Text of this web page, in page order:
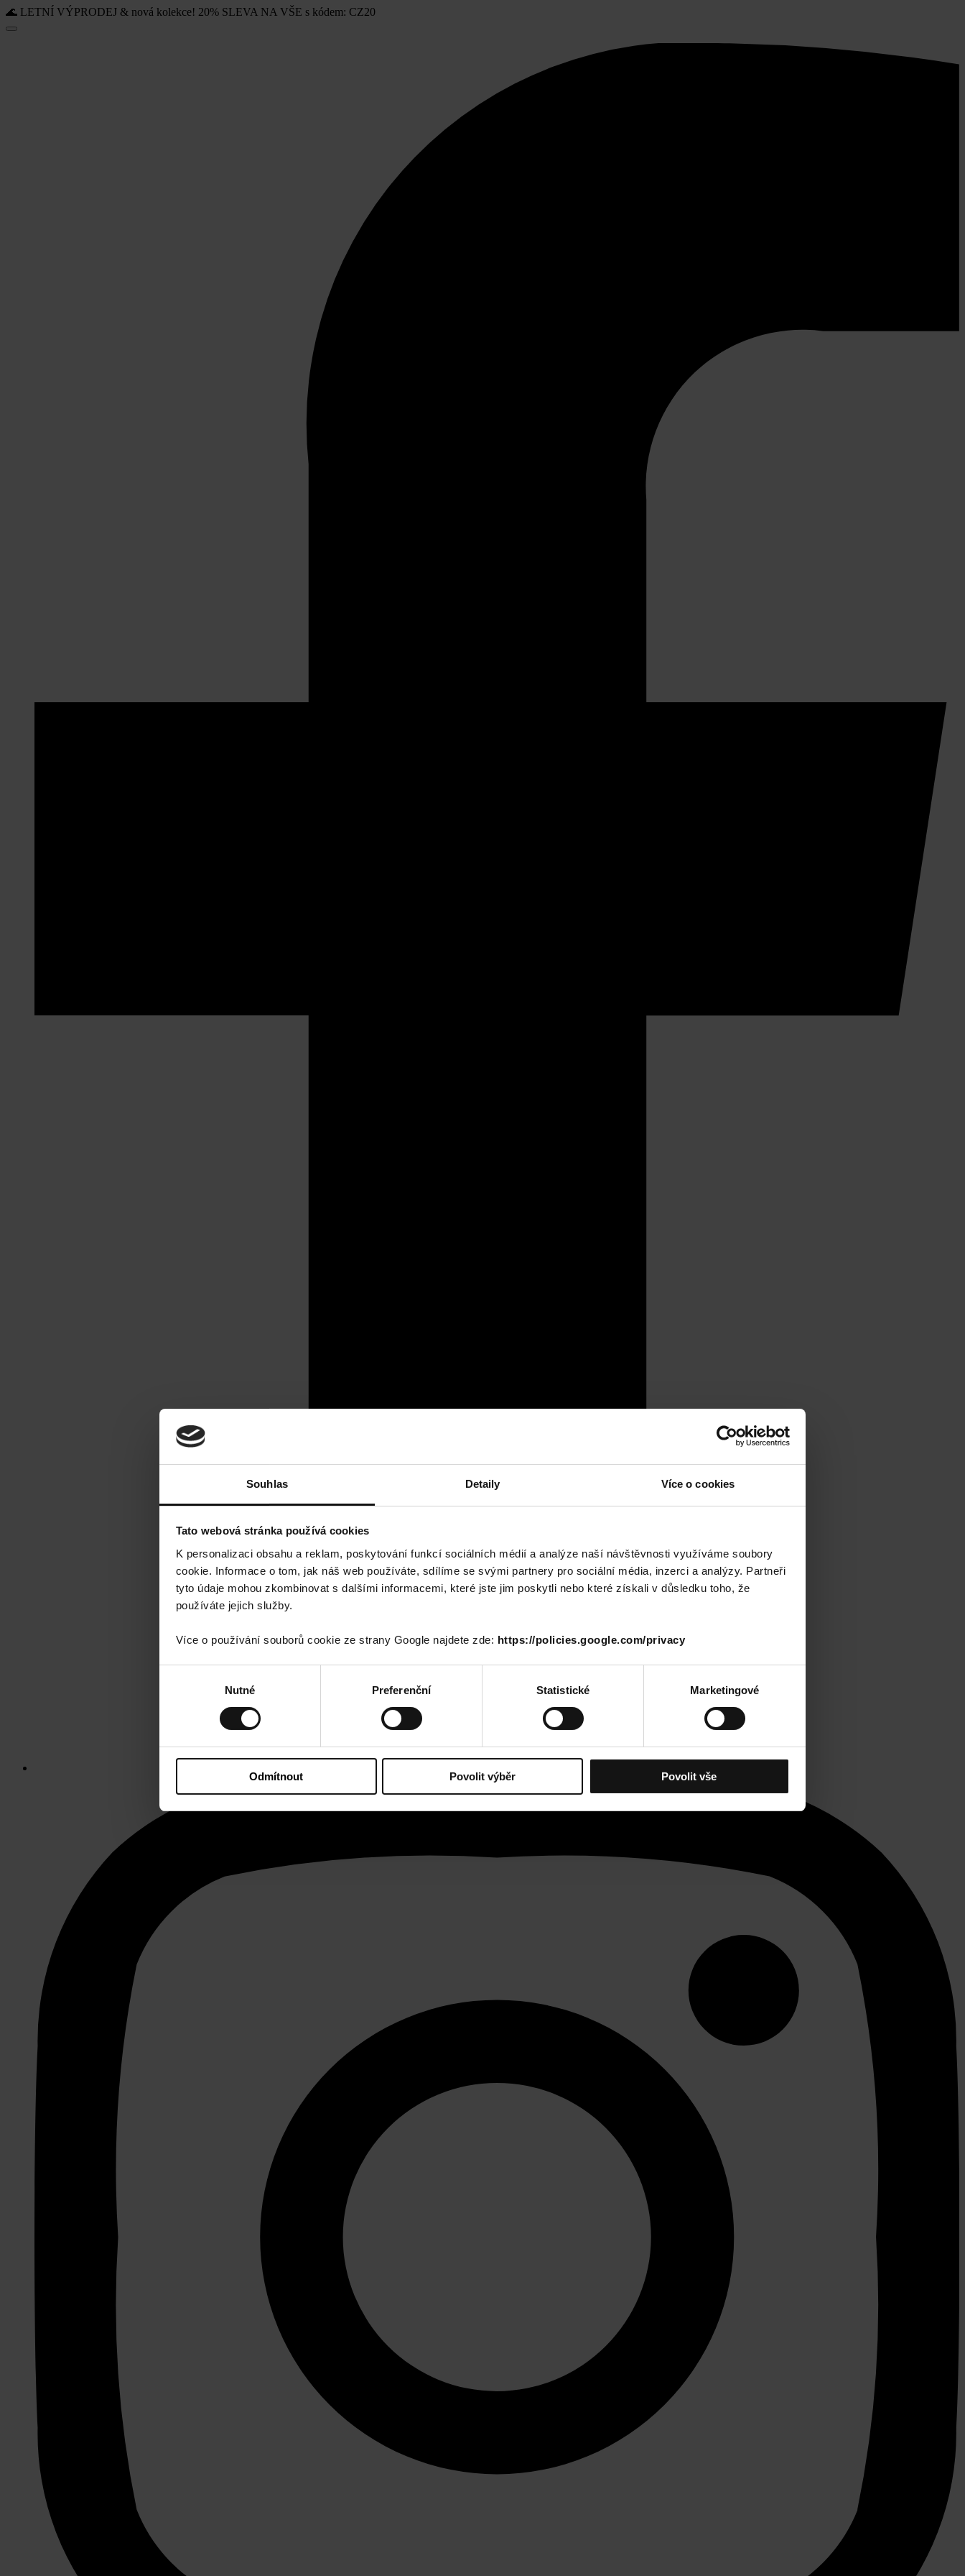
Souhlas Detaily Více o cookies
Tato webová stránka používá cookies
K personalizaci obsahu a reklam, poskytování funkcí sociálních médií a analýze naší návštěvnosti využíváme soubory
cookie. Informace o tom, jak náš web používáte, sdílíme se svými partnery pro sociální média, inzerci a analýzy. Partneři
tyto údaje mohou zkombinovat s dalšími informacemi, které jste jim poskytli nebo které získali v důsledku toho, že
používáte jejich služby.
Více o používání souborů cookie ze strany Google najdete zde: https://policies.google.com/privacy
Nutné Preferenční Statistické Marketingové
Odmítnout Povolit výběr Povolit vše
🌊 LETNÍ VÝPRODEJ & nová kolekce! 20% SLEVA NA VŠE s kódem: CZ20